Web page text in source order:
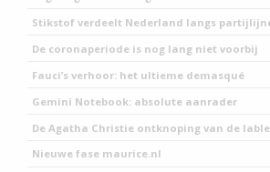
Stikstof verdeelt Nederland langs
De coronaperiode is nog lang niet voorbij
Fauci’s verhoor: het ultieme demasqué
Gemini Notebook: absolute aanrader
De Agatha Christie ontknoping van de
Nieuwe fase maurice.nl